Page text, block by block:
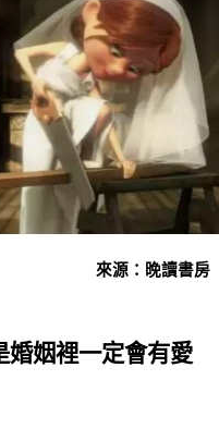
來源：晚讀書房
婚姻裡一定會有愛